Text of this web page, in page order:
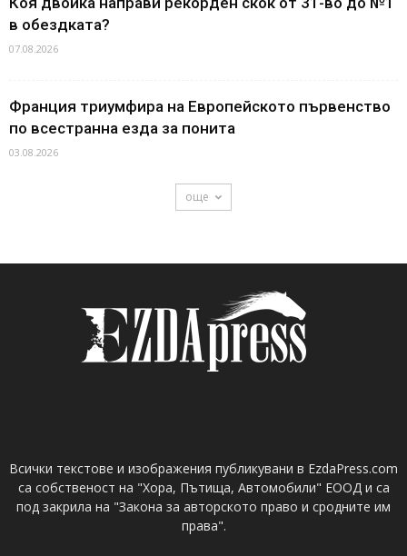
в обездката?
07.08.2026
Франция триумфира на Европейското първенство
по всестранна езда за понита
03.08.2026
още
Всички текстове и изображения публикувани в EzdaPress.com
са собственост на "Хора, Пътища, Автомобили" ЕООД и са
под закрила на "Закона за авторското право и сродните им
права".